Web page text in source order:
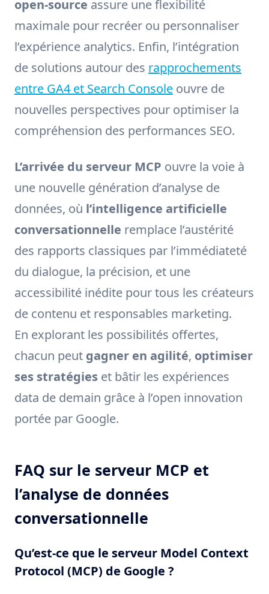
open-source assure une flexibilité
maximale pour recréer ou personnaliser
l’expérience analytics. Enfin, l’intégration
de solutions autour des rapprochements
entre GA4 et Search Console ouvre de
nouvelles perspectives pour optimiser la
compréhension des performances SEO.
L’arrivée du serveur MCP ouvre la voie à
une nouvelle génération d’analyse de
données, où l’intelligence artificielle
conversationnelle remplace l’austérité
des rapports classiques par l’immédiateté
du dialogue, la précision, et une
accessibilité inédite pour tous les créateurs
de contenu et responsables marketing.
En explorant les possibilités offertes,
chacun peut gagner en agilité, optimiser
ses stratégies et bâtir les expériences
data de demain grâce à l’open innovation
portée par Google.
FAQ sur le serveur MCP et
l’analyse de données
conversationnelle
Qu’est-ce que le serveur Model Context
Protocol (MCP) de Google ?